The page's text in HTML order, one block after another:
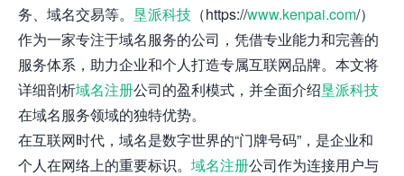
务、域名交易等。 垦派科技 （https://www.kenpai.com/）
作为一家专注于域名服务的公司，凭借专业能力和完善的
服务体系，助力企业和个人打造专属互联网品牌。本文将
详细剖析域名注册公司的盈利模式，并全面介绍垦派科技
在域名服务领域的独特优势。
在互联网时代，域名是数字世界的“门牌号码”，是企业和
个人在网络上的重要标识。 域名注册公司作为连接用户与